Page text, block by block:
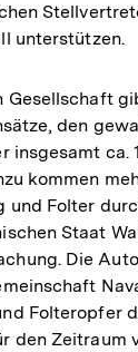
unterstützen.
Gesellschaft
den
insgesamt ca.
kommen
und Folter
Staat
Die
Folteropfer
den Zeitraum